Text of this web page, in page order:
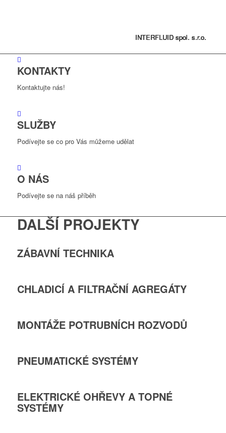
INTERFLUID spol. s.r.o.
INTERFLUID spol. s.r.o.
INTERFLUID spol. s.r.o.
INTERFLUID spol. s.r.o.
INTERFLUID spol. s.r.o.
INTERFLUID spol. s.r.o.
INTERFLUID spol. s.r.o.
KONTAKTY
Kontaktujte nás!
SLUŽBY
Podívejte se co pro Vás můžeme udělat
O NÁS
Podívejte se na náš příběh
DALŠÍ PROJEKTY
ZÁBAVNÍ TECHNIKA
CHLADICÍ A FILTRAČNÍ AGREGÁTY
MONTÁŽE POTRUBNÍCH ROZVODŮ
PNEUMATICKÉ SYSTÉMY
ELEKTRICKÉ OHŘEVY A TOPNÉ
SYSTÉMY